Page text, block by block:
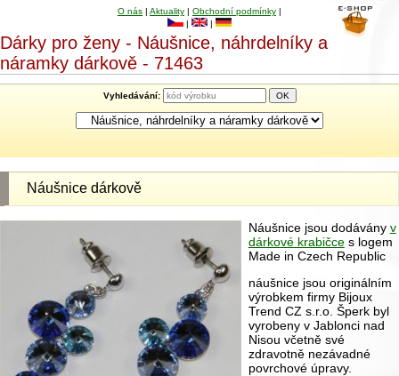
O nás | Aktuality | Obchodní podmínky |
|
|
Dárky pro ženy - Náušnice, náhrdelníky a
náramky dárkově - 71463
Vyhledávání:
Náušnice dárkově
Náušnice jsou dodávány v
dárkové krabičces logem
Made in Czech Republic
náušnice jsou originálním
výrobkem firmy Bijoux
Trend CZ s.r.o. Šperk byl
vyrobeny v Jablonci nad
Nisou včetně své
zdravotně nezávadné
povrchové úpravy.